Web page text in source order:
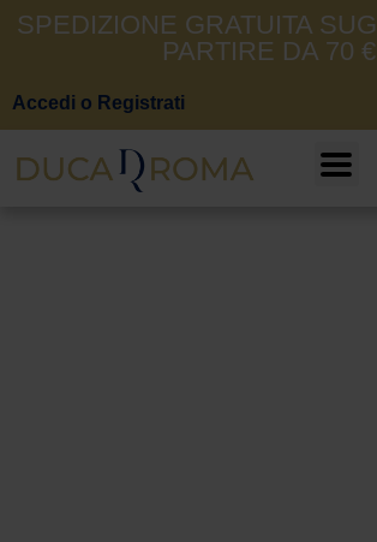
SPEDIZIONE GRATUITA
PARTIRE DA 70 €
Accedi o Registrati